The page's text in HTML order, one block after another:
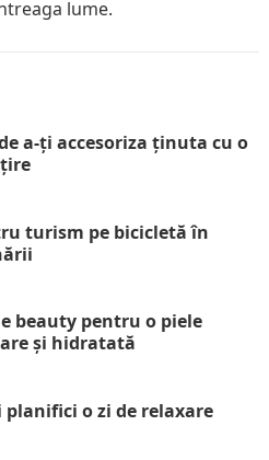
lume.
a-ți accesoriza ținuta cu o
turism pe bicicletă în
beauty pentru o piele
și hidratată
planifici o zi de relaxare